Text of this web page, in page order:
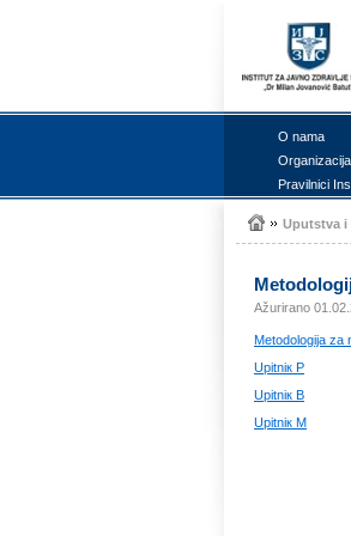
О nаmа
Оrgаnizаciја
Prаvilnici
Uputstvа i
Ažurirano
Mеtоdоlоgiја zа
Upitniк P
Upitniк B
Upitniк M